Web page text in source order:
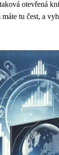
otevřená
tu čest, a